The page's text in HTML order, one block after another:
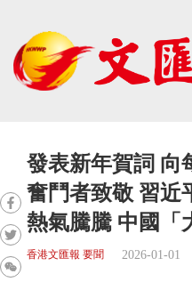
發表新年賀詞 向
奮鬥者致敬 習近
熱氣騰騰 中國「
香港文匯報 要聞 2026-01-01